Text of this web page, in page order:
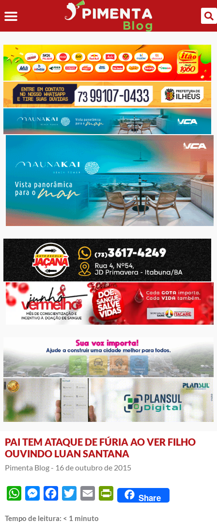
PAI TEM ATAQUE DE FÚRIA AO VER FILHO
OUVINDO LUAN SANTANA
Pimenta Blog - 16 de outubro de 2015
WhatsAppMessengerFacebook
Twitter Email PrintFriendly
Share
Tempo de leitura: < 1 minuto